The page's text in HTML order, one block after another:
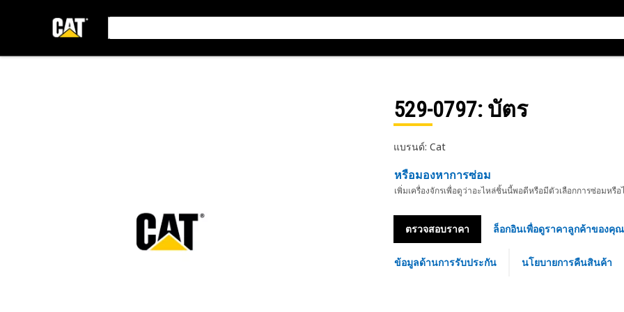
529-0797: บัตร
แบรนด์: Cat
หรือมองหาการซ่อม
เพิ่มเครื่องจักรเพื่อดูว่าอะไหล่ชิ้นนี้พอดีหรือมีตัวเลือกการซ่อมหรือ
ตรวจสอบราคา ล็อกอินเพื่อดูราคาลูกค้าของคุณ
ข้อมูลด้านการรับประกัน นโยบายการคืนสินค้า